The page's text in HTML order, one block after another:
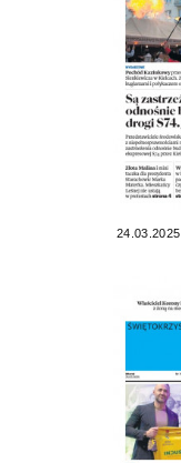
24.03.2025